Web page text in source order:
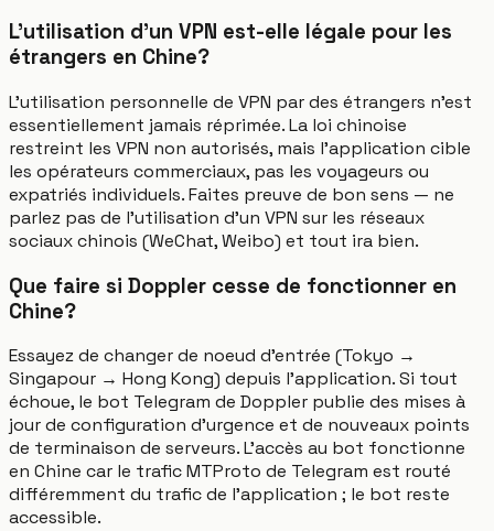
L'utilisation d'un VPN est-elle légale pour les
étrangers en Chine?
L'utilisation personnelle de VPN par des étrangers n'est
essentiellement jamais réprimée. La loi chinoise
restreint les VPN non autorisés, mais l'application cible
les opérateurs commerciaux, pas les voyageurs ou
expatriés individuels. Faites preuve de bon sens — ne
parlez pas de l'utilisation d'un VPN sur les réseaux
sociaux chinois (WeChat, Weibo) et tout ira bien.
Que faire si Doppler cesse de fonctionner en
Chine?
Essayez de changer de noeud d'entrée (Tokyo →
Singapour → Hong Kong) depuis l'application. Si tout
échoue, le bot Telegram de Doppler publie des mises à
jour de configuration d'urgence et de nouveaux points
de terminaison de serveurs. L'accès au bot fonctionne
en Chine car le trafic MTProto de Telegram est routé
différemment du trafic de l'application ; le bot reste
accessible.